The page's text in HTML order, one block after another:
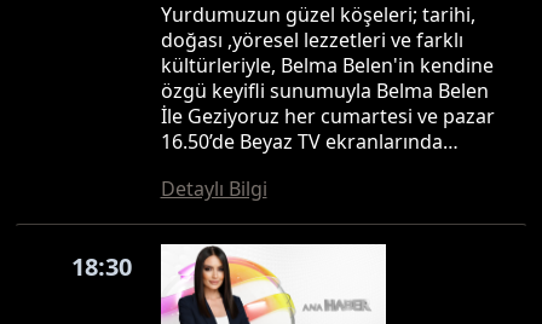
Yurdumuzun güzel köşeleri; tarihi,
doğası ,yöresel lezzetleri ve farklı
kültürleriyle, Belma Belen'in kendine
özgü keyifli sunumuyla Belma Belen
İle Geziyoruz her cumartesi ve pazar
16.50’de Beyaz TV ekranlarında…
Detaylı Bilgi
18:30